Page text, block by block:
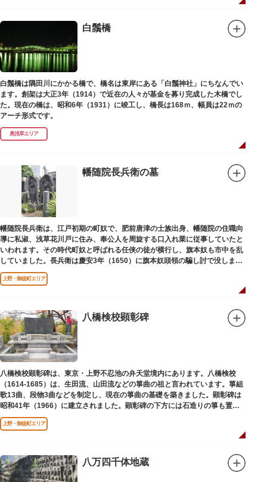
白鬚橋
白鬚橋は隅田川にかかる橋で、橋名は東岸にある「白鬚神社」にちなんでい
ます。創架は大正3年（1914）で近在の人々が基金を募り完成した木橋でし
た。現在の橋は、昭和6年（1931）に竣工し、橋長は168ｍ、幅員は22ｍの
アーチ形式です。
奥浅草エリア
幡随院長兵衛の墓
幡随院長兵衛は、江戸初期の町奴で、肥前唐津の士族出身、幡随院の住職向
導に私淑、浅草花川戸に住み、奉公人を周旋する口入れ業に従事していたと
いわれます。その時代町奴と呼ばれる任侠の徒が横行し、旗本奴も市中を乱
していました。長兵衛は慶安3年（1650）に旗本奴頭領の騙し討で没しまし
た。お墓は源空寺（げんくうじ）にあります。
上野・御徒町エリア
八橋検校顕彰碑
八橋検校顕彰碑は、東京・上野不忍池の弁天堂境内にあります。八橋検校
（1614-1685）は、生田流、山田流などの箏曲の祖と言われています。箏組
歌13曲、段物3曲などを制定し、現在の箏曲の基礎を築きました。顕彰碑は
昭和41年（1966）に建立されました。顕彰碑の下方には石造りの箏も置か
れています。
上野・御徒町エリア
八万四千体地蔵